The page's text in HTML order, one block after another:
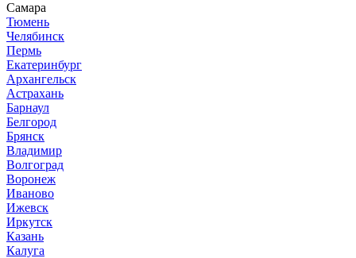
Самара
Тюмень
Челябинск
Пермь
Екатеринбург
Архангельск
Астрахань
Барнаул
Белгород
Брянск
Владимир
Волгоград
Воронеж
Иваново
Ижевск
Иркутск
Казань
Калуга